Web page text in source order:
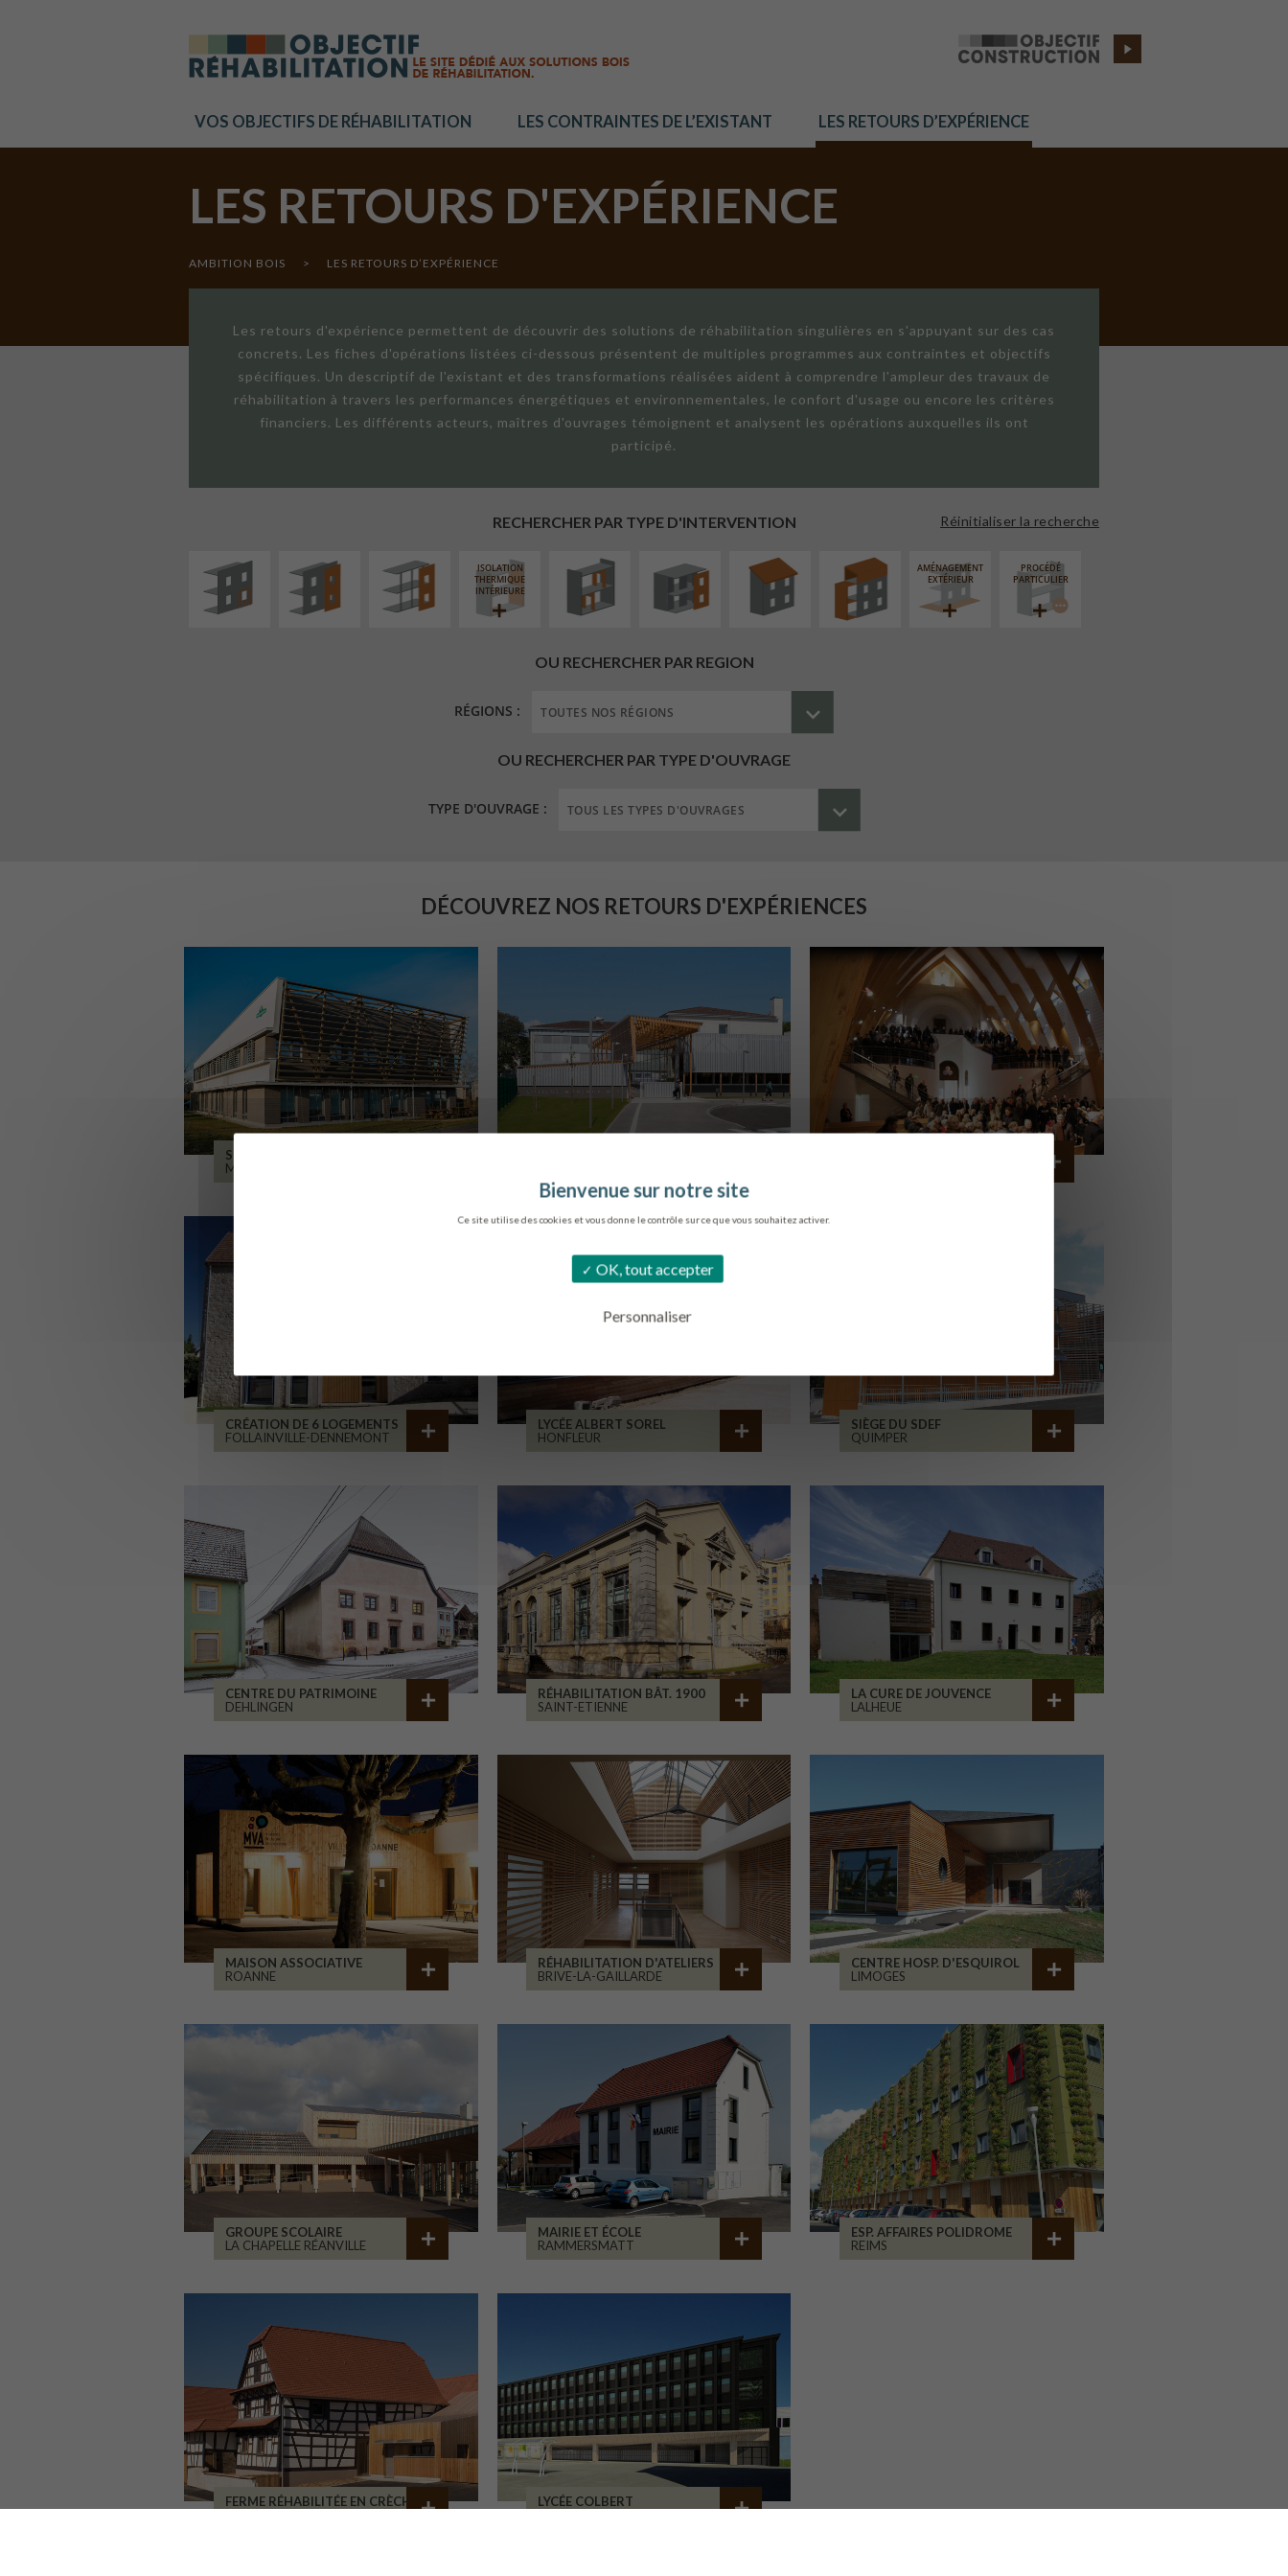
Ce site utilise des cookies et vous donne le contrôle sur ce que vous souhaitez activer.
OK, tout accepter
Personnaliser
VOS OBJECTIFS DE RÉHABILITATION LES CONTRAINTES DE L’EXISTANT LES RETOURS D’EXPÉRIENCE
LES RETOURS D'EXPÉRIENCE
AMBITION BOIS > LES RETOURS D’EXPÉRIENCE
Les retours d'expérience permettent de découvrir des solutions de réhabilitation singulières en s'appuyant sur des cas
concrets. Les fiches d'opérations listées ci-dessous présentent de multiples programmes aux contraintes et objectifs
spécifiques. Un descriptif de l'existant et des transformations réalisées aident à comprendre l'ampleur des travaux de
réhabilitation à travers les performances énergétiques et environnementales, le confort d'usage ou encore les critères
financiers. Les différents acteurs, maîtres d'ouvrages témoignent et analysent les opérations auxquelles ils ont
participé.
RECHERCHER PAR TYPE D'INTERVENTION Réinitialiser la recherche
ISOLATION
ISOLATION
THERMIQUE
INTÉRIEURE
AMÉNAGEMENT
EXTÉRIEUR
PROCÉDÉ
PARTICULIER
OU RECHERCHER PAR REGION
RÉGIONS :
OU RECHERCHER PAR TYPE D'OUVRAGE
TYPE D'OUVRAGE :
DÉCOUVREZ NOS RETOURS D'EXPÉRIENCES
SIÈGE DE L’ONF
METZ
CRÉATION DE 6 LOGEMENTS
FOLLAINVILLE-DENNEMONT
LYCÉE ALBERT SOREL
HONFLEUR
SIÈGE DU SDEF
QUIMPER
CENTRE DU PATRIMOINE
DEHLINGEN
RÉHABILITATION BÂT. 1900
SAINT-ETIENNE
LA CURE DE JOUVENCE
LALHEUE
MAISON ASSOCIATIVE
ROANNE
RÉHABILITATION D'ATELIERS
BRIVE-LA-GAILLARDE
CENTRE HOSP. D'ESQUIROL
LIMOGES
GROUPE SCOLAIRE
LA CHAPELLE RÉANVILLE
MAIRIE ET ÉCOLE
RAMMERSMATT
ESP. AFFAIRES POLIDROME
REIMS
FERME RÉHABILITÉE EN CRÈCHE
LYCÉE COLBERT